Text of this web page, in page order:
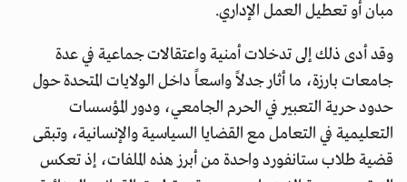
مبان أو تعطيل العمل الإداري.
وقد أدى ذلك إلى تدخلات أمنية واعتقالات جماعية في عدة
جامعات بارزة، ما أثار جدلاً واسعاً داخل الولايات المتحدة حول
حدود حرية التعبير في الحرم الجامعي، ودور المؤسسات
التعليمية في التعامل مع القضايا السياسية والإنسانية، وتبقى
قضية طلاب ستانفورد واحدة من أبرز هذه الملفات، إذ تعكس